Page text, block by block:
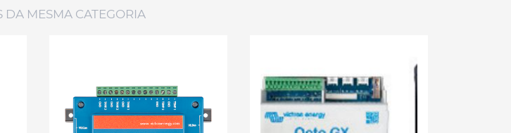
DA MESMA CATEGORIA